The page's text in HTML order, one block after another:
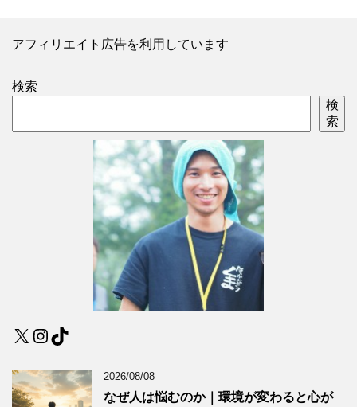
アフィリエイト広告を利用しています
検索
検
索
X Instagram
TikTok
2026/08/08
なぜ人は悩むのか｜環境が変わると心が